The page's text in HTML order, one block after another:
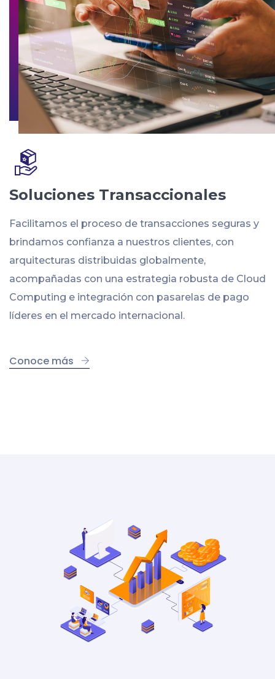
Soluciones Transaccionales
Facilitamos el proceso de transacciones seguras y
brindamos confianza a nuestros clientes, con
arquitecturas distribuidas globalmente,
acompañadas con una estrategia robusta de Cloud
Computing e integración con pasarelas de pago
líderes en el mercado internacional.
Conoce más